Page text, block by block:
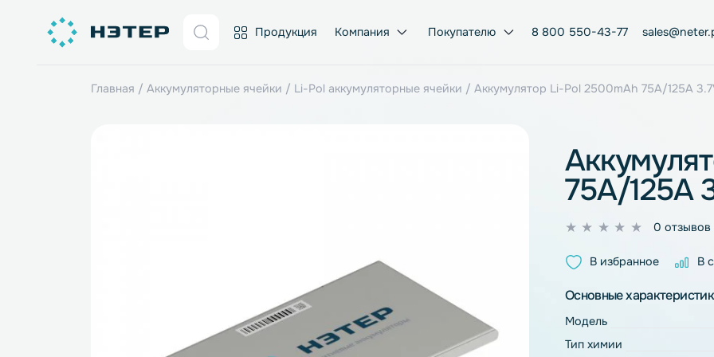
Продукция Компания Покупателю 8 800 550-43-77
Главная /Аккумуляторные ячейки / Li-Pol аккумуляторные ячейки/ Аккумулятор Li-Pol 2500mAh
75A/
0
5
В
Основные